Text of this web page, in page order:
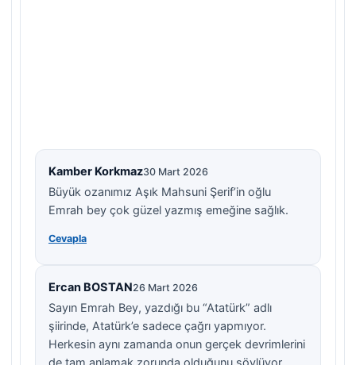
Kamber Korkmaz30 Mart 2026
Büyük ozanımız Aşık Mahsuni Şerif’in oğlu
Emrah bey çok güzel yazmış emeğine sağlık.
Cevapla
Ercan BOSTAN26 Mart 2026
Sayın Emrah Bey, yazdığı bu “Atatürk” adlı
şiirinde, Atatürk’e sadece çağrı yapmıyor.
Herkesin aynı zamanda onun gerçek devrimlerini